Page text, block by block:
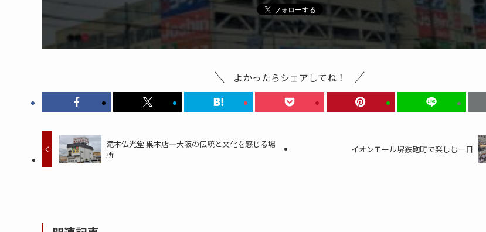
よかったらシェアしてね！
滝本仏光堂 巣本店—大阪の伝統と文化を感じる場
所
イオンモール堺鉄砲町で楽しむ一日